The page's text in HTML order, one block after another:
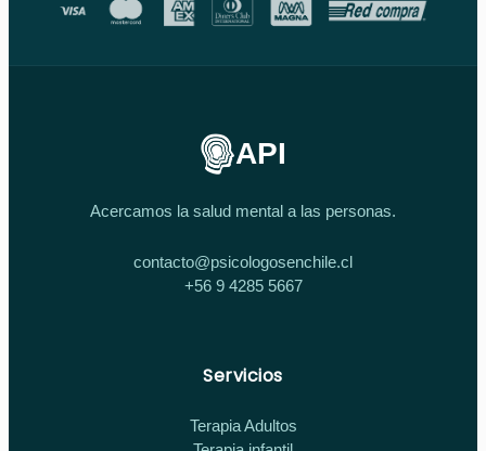
API
Acercamos la salud mental a las personas.
contacto@psicologosenchile.cl
+56 9 4285 5667
Servicios
Terapia Adultos